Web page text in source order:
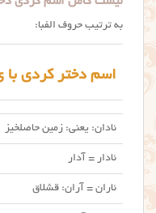
به ترتیب حروف الفبا:
اسم دختر کردی با
ئادان: یعنی: زمین حاصلخیز
ئادار = آدار
ئاران = آران: قشلاق